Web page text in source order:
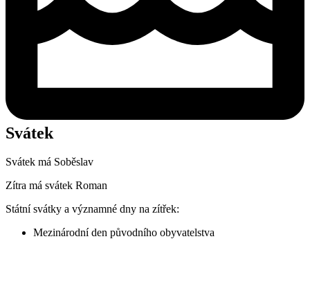
Svátek
Svátek má Soběslav
Zítra má svátek Roman
Státní svátky a významné dny na zítřek:
Mezinárodní den původního obyvatelstva